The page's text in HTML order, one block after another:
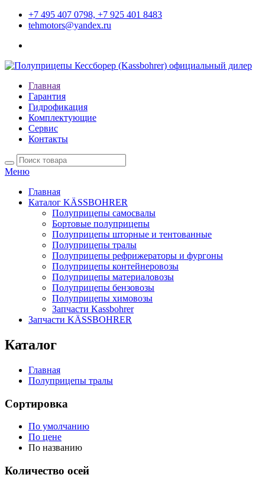
+7 495 407 0798, +7 925 401 8483
tehmotors@yandex.ru
Главная
Гарантия
Гидрофикация
Комплектующие
Сервис
Контакты
Меню
Главная
Каталог KÄSSBOHRER
Полуприцепы самосвалы
Бортовые полуприцепы
Полуприцепы шторные и тентованные
Полуприцепы тралы
Полуприцепы рефрижераторы и фургоны
Полуприцепы контейнеровозы
Полуприцепы материаловозы
Полуприцепы бензовозы
Полуприцепы химовозы
Запчасти Kassbohrer
Запчасти KÄSSBOHRER
Каталог
Главная
Полуприцепы тралы
Сортировка
По умолчанию
По цене
По названию
Количество осей